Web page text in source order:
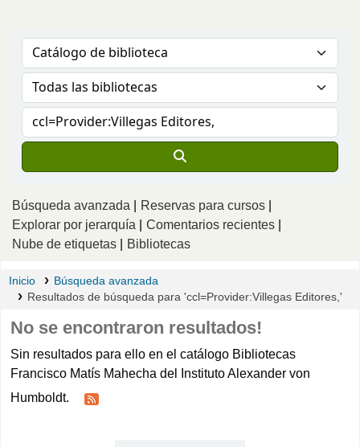
Búsqueda avanzada
Reservas para cursos
Explorar por jerarquía
Comentarios recientes
Nube de etiquetas
Bibliotecas
Inicio
Búsqueda avanzada
Resultados de búsqueda para 'ccl=Provider:Villegas Editores,'
No se encontraron resultados!
Sin resultados para ello en el catálogo Bibliotecas
Francisco Matís Mahecha del Instituto Alexander von
Humboldt.